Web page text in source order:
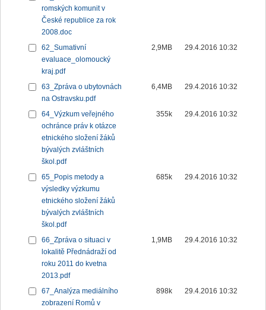
romských komunit v
České republice za rok
2008.doc
62_Sumativní
evaluace_olomoucký
kraj.pdf
2,9MB 29.4.2016 10:32
63_Zpráva o ubytovnách
na Ostravsku.pdf
6,4MB 29.4.2016 10:32
64_Výzkum veřejného
ochránce práv k otázce
etnického složení žáků
bývalých zvláštních
škol.pdf
355k 29.4.2016 10:32
65_Popis metody a
výsledky výzkumu
etnického složení žáků
bývalých zvláštních
škol.pdf
685k 29.4.2016 10:32
66_Zpráva o situaci v
lokalitě Přednádraží od
roku 2011 do kvetna
2013.pdf
1,9MB 29.4.2016 10:32
67_Analýza mediálního
zobrazení Romů v
898k 29.4.2016 10:32